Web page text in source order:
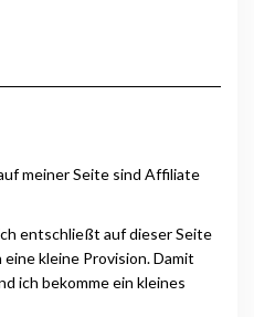
meiner Seite sind Affiliate
entschließt auf dieser Seite
kleine Provision. Damit
ich bekomme ein kleines